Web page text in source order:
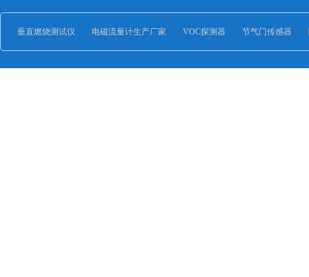
垂直燃烧测试仪 电磁流量计生产厂家 VOC探测器 节气门传感器